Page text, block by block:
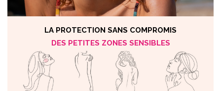
LA PROTECTION SANS COMPROMIS
DES PETITES ZONES SENSIBLES